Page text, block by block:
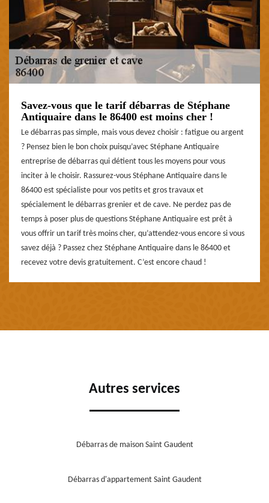
Savez-vous que le tarif débarras de Stéphane
Antiquaire dans le 86400 est moins cher !
Le débarras pas simple, mais vous devez choisir : fatigue ou argent
? Pensez bien le bon choix puisqu’avec Stéphane Antiquaire
entreprise de débarras qui détient tous les moyens pour vous
inciter à le choisir. Rassurez-vous Stéphane Antiquaire dans le
86400 est spécialiste pour vos petits et gros travaux et
spécialement le débarras grenier et de cave. Ne perdez pas de
temps à poser plus de questions Stéphane Antiquaire est prêt à
vous offrir un tarif très moins cher, qu’attendez-vous encore si vous
savez déjà ? Passez chez Stéphane Antiquaire dans le 86400 et
recevez votre devis gratuitement. C’est encore chaud !
Autres services
Débarras de maison Saint Gaudent
Débarras d'appartement Saint Gaudent